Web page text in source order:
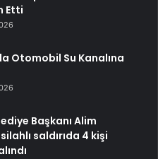
Etti
Otomobil Su Kanalına
Başkanı Alim
saldırıda 4 kişi